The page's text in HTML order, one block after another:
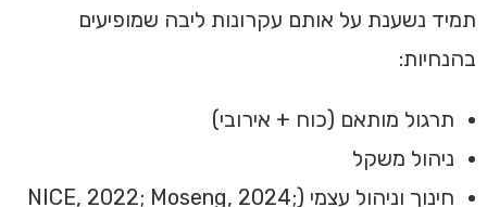
תמיד נשענת על אותם עקרונות ליבה שמופיעים
בהנחיות:
תרגול מותאם (כוח + אירובי)
ניהול משקל
חינוך וניהול עצמי (NICE, 2022; Moseng, 2024;